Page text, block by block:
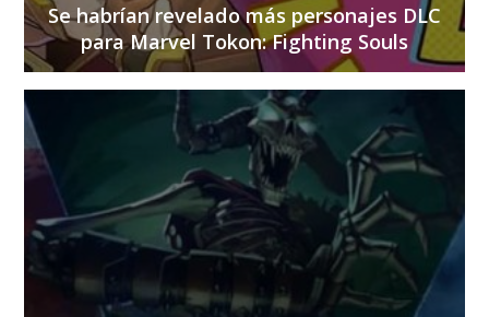
Se habrían revelado más personajes DLC
para Marvel Tokon: Fighting Souls